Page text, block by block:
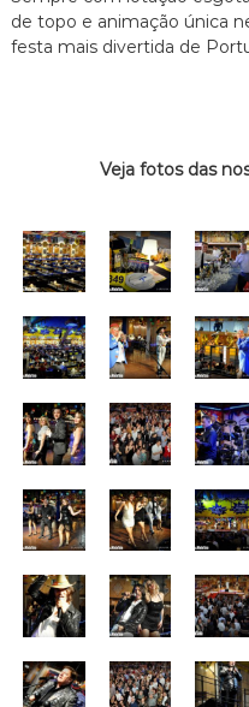
de topo e animação única
festa mais divertida de
Veja fotos das